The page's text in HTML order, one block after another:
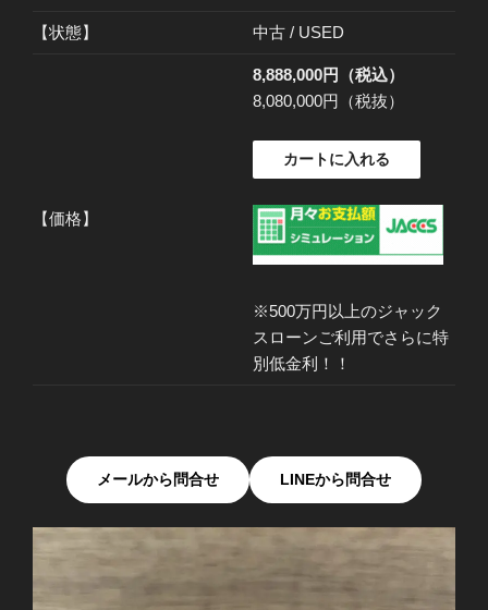
【状態】 中古 / USED
【価格】
8,888,000円（税込）
8,080,000円（税抜）
カートに入れる
※500万円以上のジャック
スローンご利用でさらに特
別低金利！！
メールから問合せ LINEから問合せ